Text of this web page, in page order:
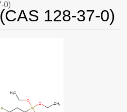
0)
128-37-0)